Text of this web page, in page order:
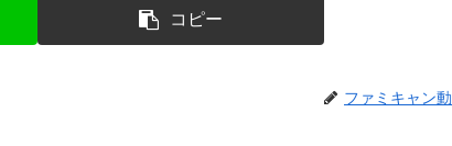
コピー
ファミキャン